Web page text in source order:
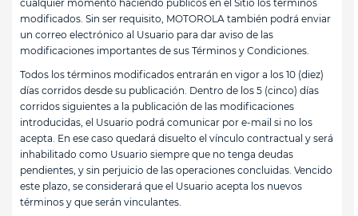
cualquier momento haciendo públicos en el Sitio los términos
modificados. Sin ser requisito, MOTOROLA también podrá enviar
un correo electrónico al Usuario para dar aviso de las
modificaciones importantes de sus Términos y Condiciones.
Todos los términos modificados entrarán en vigor a los 10 (diez)
días corridos desde su publicación. Dentro de los 5 (cinco) días
corridos siguientes a la publicación de las modificaciones
introducidas, el Usuario podrá comunicar por e-mail si no los
acepta. En ese caso quedará disuelto el vínculo contractual y será
inhabilitado como Usuario siempre que no tenga deudas
pendientes, y sin perjuicio de las operaciones concluidas. Vencido
este plazo, se considerará que el Usuario acepta los nuevos
términos y que serán vinculantes.